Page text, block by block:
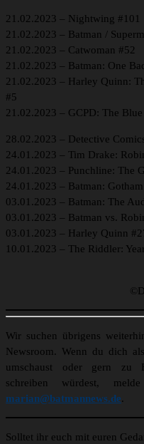
21.02.2023 – Nightwing #101
21.02.2023 – Batman /
21.02.2023 – Catwoman #52
21.02.2023 – Batman: One
21.02.2023 – Harley Quinn:
#5
21.02.2023 – GCPD: The
28.02.2023 – Detective
24.01.2023 – Tim Drake:
24.01.2023 – Punchline: The
24.01.2023 – Batman:
03.01.2023 – Batman: The
03.01.2023 – Batman vs.
03.01.2023 – Harley Quinn
10.01.2023 – The Riddler:
Wir suchen übrigens
Newsroom. Wenn du dich
umschaust oder gern zu
schreiben würdest,
marian@batmannews.de.
Solltet ihr euch mit euren